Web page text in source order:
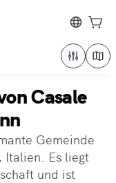
Casale
Gemeinde
Italien. Es liegt
und ist